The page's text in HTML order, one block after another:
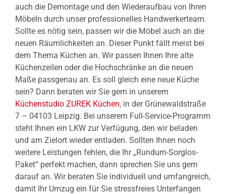
auch die Demontage und den Wiederaufbau von Ihren
Möbeln durch unser professionelles Handwerkerteam.
Sollte es nötig sein, passen wir die Möbel auch an die
neuen Räumlichkeiten an. Dieser Punkt fällt meist bei
dem Thema Küchen an. Wir passen Ihnen Ihre alte
Küchenzeilen oder die Hochschränke an die neuen
Maße passgenau an. Es soll gleich eine neue Küche
sein? Dann beraten wir Sie gern in unserem
Küchenstudio ZUREK Küchen, in der Grünewaldstraße
7 – 04103 Leipzig. Bei unserem Full-Service-Programm
steht Ihnen ein LKW zur Verfügung, den wir beladen
und am Zielort wieder entladen. Sollten Ihnen noch
weitere Leistungen fehlen, die Ihr „Rundum-Sorglos-
Paket“ perfekt machen, dann sprechen Sie uns gern
darauf an. Wir beraten Sie individuell und umfangreich,
damit Ihr Umzug ein für Sie stressfreies Unterfangen